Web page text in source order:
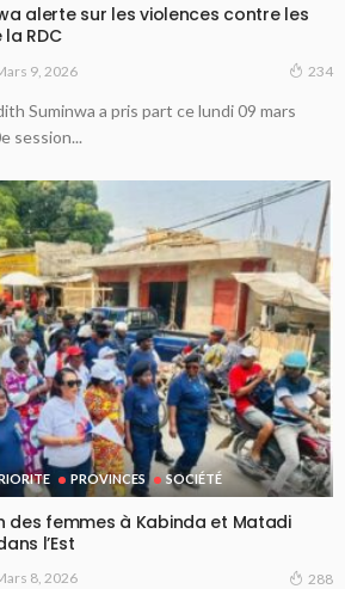
alerte sur les violences contre les
RDC
9, 2026 234
Suminwa a pris part ce lundi 09 mars
session...
PROVINCES SOCIÉTÉ
des femmes à Kabinda et Matadi
l’Est
8, 2026 288